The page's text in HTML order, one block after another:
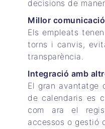
decisions de
Millor
Els empleats
torns i canvis,
transparència.
Integració amb
El gran avantatge
de calendaris es
com ara el
accessos o gestió